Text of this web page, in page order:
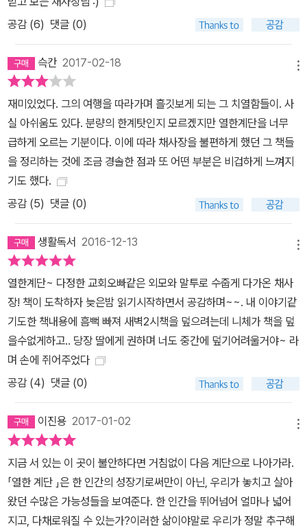
공감 (6) 댓글 (0)
슥칸 2017-02-18
재미있었다. 그의 여행을 따라가며 흘깃보게 되는 그 치열함들이. 사
실 아쉬움도 있다. 분량의 한계탓인지 모르겠지만 열한계단을 너무
급하게 오르는 기분이다. 이에 따라 채사장을 불편하게 했던 그 책들
을 정리하는 것에 조금 경솔한 점과 또 어떤 부분은 비겁하게 느껴지
기도 했다.
공감 (5) 댓글 (0)
생활독서 2016-12-13
열한계단~ 다정한 교회오빠같은 외모와 말투로 수줍게 다가온 채사
장! 책이 도착하자 늦은밤 읽기시작하면서 공감하며~~. 내 이야기같
기도한 책내용에 흠뻑 빠져 새벽2시책을 덮으려는데 니체가 책을 덮
을수없게하고.. 당장 딸에게 권하며 너도 중간에 덮기어려울거야~ 라
며 손에 쥐어주었다
공감 (4) 댓글 (0)
이진용 2017-01-02
지금 서 있는 이 곳이 불안하다면 거침없이 다음 계단으로 나아가라.
「열한 계단 」은 한 인간의 성장기로써만이 아닌, 우리가 놓치고 살아
왔던 수많은 가능성들을 보여준다. 한 인간을 뛰어넘어 얼마나 넓어
지고, 다채로워질 수 있는가?이러한 삶이야말로 우리가 정말 추구해